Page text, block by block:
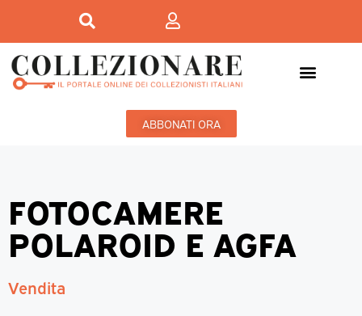
ABBONATI ORA
FOTOCAMERE
POLAROID E AGFA
Vendita